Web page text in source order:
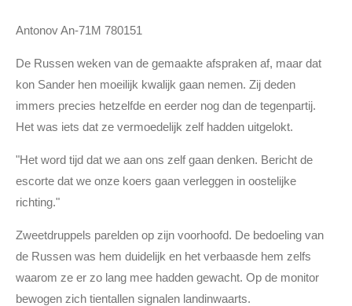
Antonov An-71M 780151
De Russen weken van de gemaakte afspraken af, maar dat
kon Sander hen moeilijk kwalijk gaan nemen. Zij deden
immers precies hetzelfde en eerder nog dan de tegenpartij.
Het was iets dat ze vermoedelijk zelf hadden uitgelokt.
"Het word tijd dat we aan ons zelf gaan denken. Bericht de
escorte dat we onze koers gaan verleggen in oostelijke
richting."
Zweetdruppels parelden op zijn voorhoofd. De bedoeling van
de Russen was hem duidelijk en het verbaasde hem zelfs
waarom ze er zo lang mee hadden gewacht. Op de monitor
bewogen zich tientallen signalen landinwaarts.